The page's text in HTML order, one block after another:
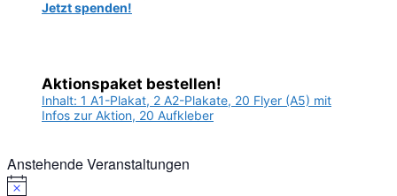
Jetzt spenden!
Aktionspaket bestellen!
Inhalt: 1 A1-Plakat, 2 A2-Plakate, 20 Flyer (A5) mit
Infos zur Aktion, 20 Aufkleber
Anstehende Veranstaltungen
Hinweis